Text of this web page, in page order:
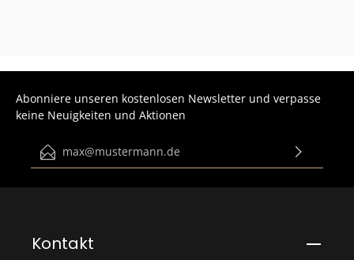
Abonniere unseren kostenlosen Newsletter und verpasse
keine Neuigkeiten und Aktionen
E-Mail-Adresse*
Kontakt